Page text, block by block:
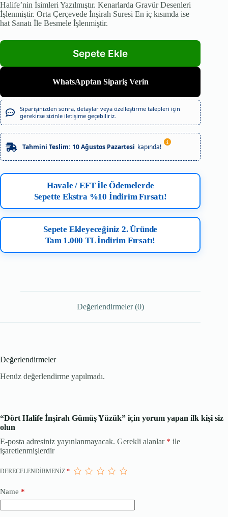
Halife’nin İsimleri Yazılmıştır. Kenarlarda Gravür Desenleri
İşlenmiştir. Orta Çerçevede İnşirah Suresi En iç kısımda ise
hat Sanatı İle Besmele İşlenmiştir.
WhatsApptan Sipariş Verin
Siparişinizden sonra, detaylar veya özelleştirme talepleri için
gerekirse sizinle iletişime geçebiliriz.
Tahmini Teslim: 10 Ağustos Pazartesi kapında!
Havale / EFT İle Ödemelerde
Sepette Ekstra %10 İndirim Fırsatı!
Sepete Ekleyeceğiniz 2. Üründe
Tam 1.000 TL İndirim Fırsatı!
Değerlendirmeler (0)
Değerlendirmeler
Henüz değerlendirme yapılmadı.
“Dört Halife İnşirah Gümüş Yüzük” için yorum yapan ilk kişi siz
olun
E-posta adresiniz yayınlanmayacak. Gerekli alanlar * ile
işaretlenmişlerdir
DERECELENDIRMENIZ *
Name *